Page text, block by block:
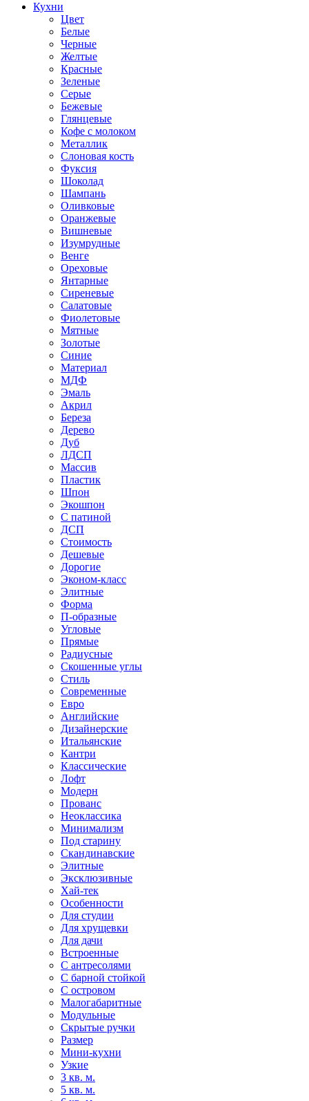
Кухни
Цвет
Белые
Черные
Желтые
Красные
Зеленые
Серые
Бежевые
Глянцевые
Кофе с молоком
Металлик
Слоновая кость
Фуксия
Шоколад
Шампань
Оливковые
Оранжевые
Вишневые
Изумрудные
Венге
Ореховые
Янтарные
Сиреневые
Салатовые
Фиолетовые
Мятные
Золотые
Синие
Материал
МДФ
Эмаль
Акрил
Береза
Дерево
Дуб
ЛДСП
Массив
Пластик
Шпон
Экошпон
С патиной
ДСП
Стоимость
Дешевые
Дорогие
Эконом-класс
Элитные
Форма
П-образные
Угловые
Прямые
Радиусные
Скошенные углы
Стиль
Современные
Евро
Английские
Дизайнерские
Итальянские
Кантри
Классические
Лофт
Модерн
Прованс
Неоклассика
Минимализм
Под старину
Скандинавские
Элитные
Эксклюзивные
Хай-тек
Особенности
Для студии
Для хрущевки
Для дачи
Встроенные
С антресолями
С барной стойкой
С островом
Малогабаритные
Модульные
Скрытые ручки
Размер
Мини-кухни
Узкие
3 кв. м.
5 кв. м.